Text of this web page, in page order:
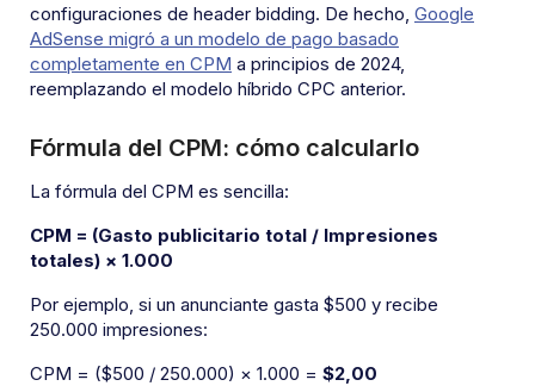
configuraciones de header bidding. De hecho, Google
AdSense migró a un modelo de pago basado
completamente en CPM a principios de 2024,
reemplazando el modelo híbrido CPC anterior.
Fórmula del CPM: cómo calcularlo
La fórmula del CPM es sencilla:
CPM = (Gasto publicitario total / Impresiones
totales) × 1.000
Por ejemplo, si un anunciante gasta $500 y recibe
250.000 impresiones:
CPM = ($500 / 250.000) × 1.000 = $2,00